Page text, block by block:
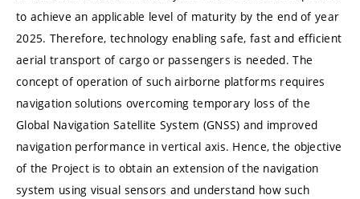
to achieve an applicable level of maturity by the end of year
2025. Therefore, technology enabling safe, fast and efficient
aerial transport of cargo or passengers is needed. The
concept of operation of such airborne platforms requires
navigation solutions overcoming temporary loss of the
Global Navigation Satellite System (GNSS) and improved
navigation performance in vertical axis. Hence, the objective
of the Project is to obtain an extension of the navigation
system using visual sensors and understand how such